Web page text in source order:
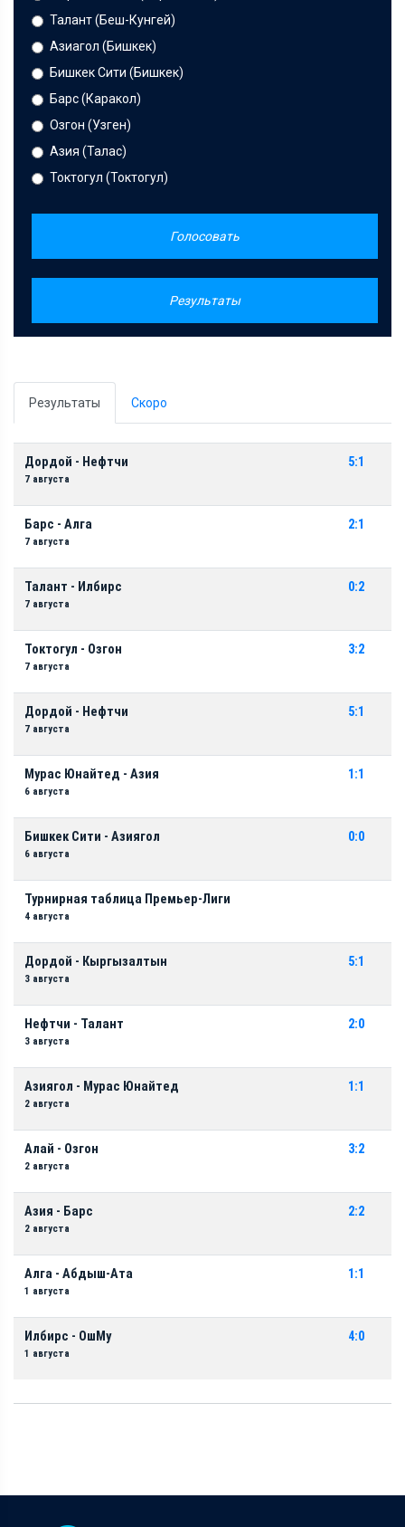
Талант (Беш-Кунгей)
Азиагол (Бишкек)
Бишкек Сити (Бишкек)
Барс (Каракол)
Озгон (Узген)
Азия (Талас)
Токтогул (Токтогул)
Голосовать
Результаты
Результаты Скоро
Дордой - Нефтчи
7 августа
5:1
Барс - Алга
7 августа
2:1
Талант - Илбирс
7 августа
0:2
Токтогул - Озгон
7 августа
3:2
Дордой - Нефтчи
7 августа
5:1
Мурас Юнайтед - Азия
6 августа
1:1
Бишкек Сити - Азиягол
6 августа
0:0
Турнирная таблица Премьер-Лиги
4 августа
Дордой - Кыргызалтын
3 августа
5:1
Нефтчи - Талант
3 августа
2:0
Азиягол - Мурас Юнайтед
2 августа
1:1
Алай - Озгон
2 августа
3:2
Азия - Барс
2 августа
2:2
Алга - Абдыш-Ата
1 августа
1:1
Илбирс - ОшМу
1 августа
4:0